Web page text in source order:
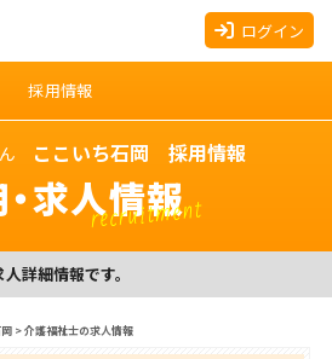
ログイン
採用情報
ここいち石岡 採用情報
求人情報
recruitment
人詳細情報です。
>介護福祉士の求人情報